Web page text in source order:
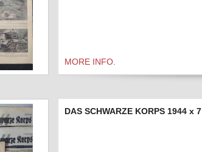
MORE INFO.
DAS SCHWARZE KORPS 1944 x 7